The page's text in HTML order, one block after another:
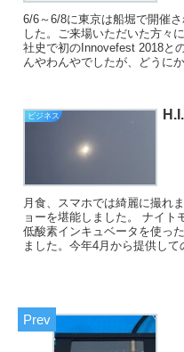
6/6～6/8に東京は船堀で開催
した。ご来場いただいた方々
社史で初のInnovefest 2018と
んやわんやでしたが、どうに
ビジネス
月食、スマホでは綺麗に撮れ
ョーを堪能しました。 ナイト
低酸素インキュベータを使っ
ました。今年4月から提供して